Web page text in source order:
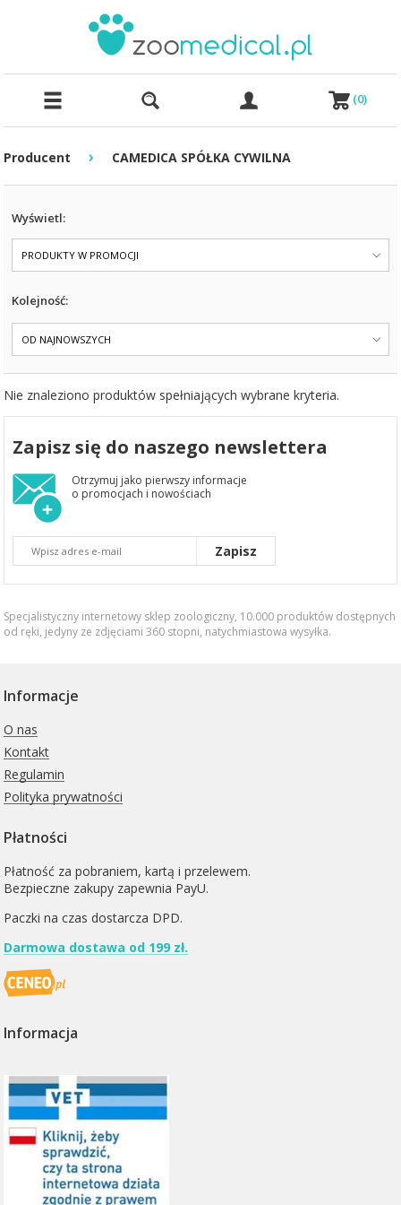
(0)
Producent › CAMEDICA SPÓŁKA CYWILNA
Wyświetl:
PRODUKTY W PROMOCJI
Kolejność:
OD NAJNOWSZYCH
Nie znaleziono produktów spełniających wybrane kryteria.
Zapisz się do naszego newslettera
Otrzymuj jako pierwszy informacje
o promocjach i nowościach
Zapisz
Specjalistyczny internetowy sklep zoologiczny, 10.000 produktów dostępnych
od ręki, jedyny ze zdjęciami 360 stopni, natychmiastowa wysyłka.
Informacje
O nas
Kontakt
Regulamin
Polityka prywatności
Płatności
Płatność za pobraniem, kartą i przelewem.
Bezpieczne zakupy zapewnia PayU.
Paczki na czas dostarcza DPD.
Darmowa dostawa od 199 zł.
Informacja